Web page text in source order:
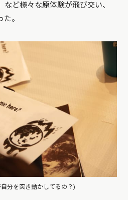
ど様々な原体験が飛び交い、
。
分を突き動かしてるの？)